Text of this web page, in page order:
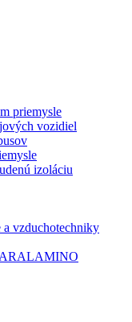
priemysle
vozidiel
izoláciu
a vzduchotechniky